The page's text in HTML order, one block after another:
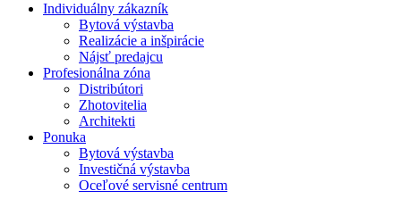
Individuálny zákazník
Bytová výstavba
Realizácie a inšpirácie
Nájsť predajcu
Profesionálna zóna
Distribútori
Zhotovitelia
Architekti
Ponuka
Bytová výstavba
Investičná výstavba
Oceľové servisné centrum